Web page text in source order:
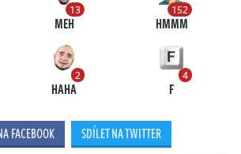
13
MEH
152
HMMM
2
HAHA
4
F
FACEBOOK SDÍLET NA TWITTER